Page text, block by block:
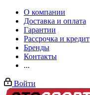
О компании
Доставка и оплата
Гарантии
Рассрочка и кредит
Бренды
Контакты
...
Войти